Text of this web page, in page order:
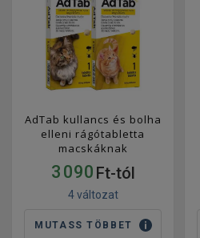
AdTab kullancs és bolha
elleni rágótabletta
macskáknak
3 090 Ft-tól
4 változat
MUTASS TÖBBET